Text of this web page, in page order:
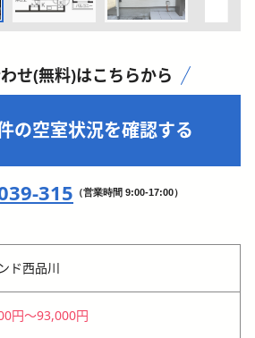
せ(無料)はこちらから
の空室状況を確認する
315 （営業時間 9:00-17:00）
ド西品川
円〜93,000円